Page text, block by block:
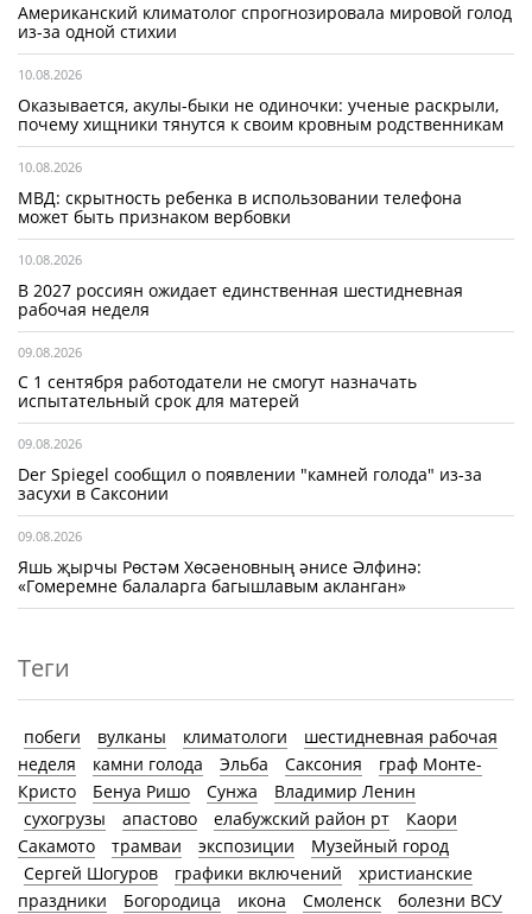
Американский климатолог спрогнозировала мировой голод
из-за одной стихии
10.08.2026
Оказывается, акулы-быки не одиночки: ученые раскрыли,
почему хищники тянутся к своим кровным родственникам
10.08.2026
МВД: скрытность ребенка в использовании телефона
может быть признаком вербовки
10.08.2026
В 2027 россиян ожидает единственная шестидневная
рабочая неделя
09.08.2026
С 1 сентября работодатели не смогут назначать
испытательный срок для матерей
09.08.2026
Der Spiegel сообщил о появлении "камней голода" из-за
засухи в Саксонии
09.08.2026
Яшь җырчы Рөстәм Хөсәеновның әнисе Әлфинә:
«Гомеремне балаларга багышлавым акланган»
Теги
побеги вулканы климатологи
шестидневная рабочая
неделя
камни голода Эльба Саксония
граф Монте-
Кристо
Бенуа Ришо Сунжа
Владимир Ленин
сухогрузы
апастово елабужский район рт
Каори
Сакамото
трамваи экспозиции
Музейный город
Сергей Шогуров
графики включений
христианские
праздники
Богородица икона Смоленск
болезни ВСУ